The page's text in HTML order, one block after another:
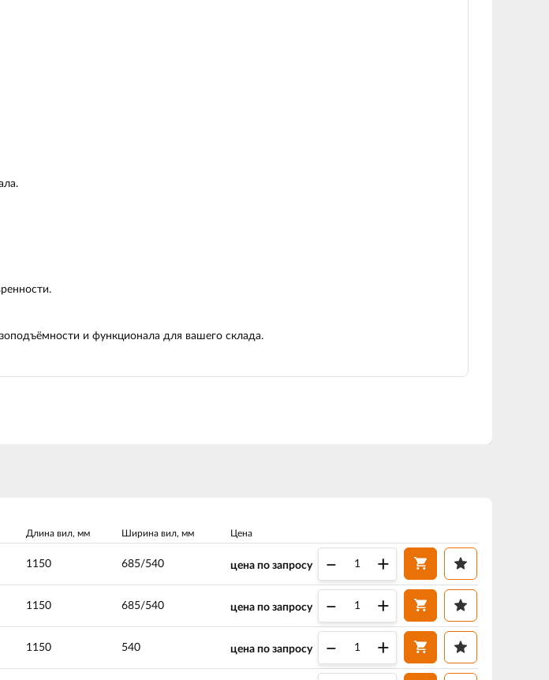
и функционала для вашего склада.
Длина вил, мм Ширина вил, мм Цена
1150 685/540 цена по запросу – +
1150 685/540 цена по запросу – +
1150 540 цена по запросу –
+